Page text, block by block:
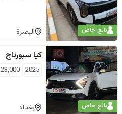
بائع خاص البصرة
بائع خاص
كيا سبورتاج
2025
23,000
بغداد